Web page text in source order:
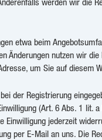
etwa beim
Änderungen nutzen wir
um Sie auf diesem
der Registrierung
(Art. 6 Abs. 1 lit. a
Einwilligung jederzeit
per E-Mail an uns. Die